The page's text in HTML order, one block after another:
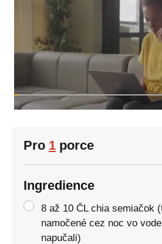
Pro 1 porce
Ingredience
8 až 10 ČL chia semiačok
namočené cez noc vo
napučali)